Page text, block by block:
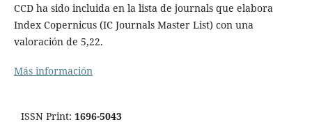
CCD ha sido incluida en la lista de journals que elabora
Index Copernicus (IC Journals Master List) con una
valoración de 5,22.
Más información
ISSN Print: 1696-5043